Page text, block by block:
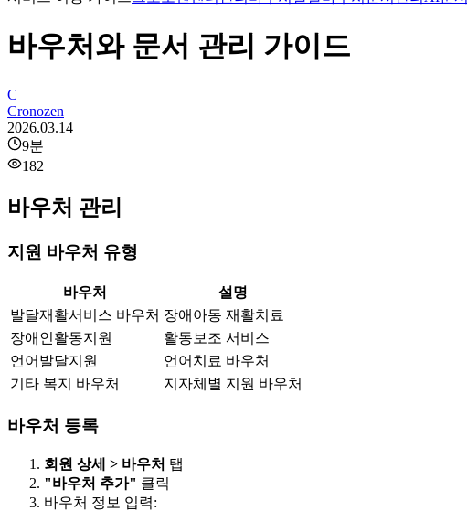
바우처와 문서 관리 가이드
C
Cronozen
2026.03.14
9분
182
바우처 관리
지원 바우처 유형
바우처
설명
발달재활서비스 바우처 장애아동 재활치료
장애인활동지원
활동보조 서비스
언어발달지원
언어치료 바우처
기타 복지 바우처
지자체별 지원 바우처
바우처 등록
회원 상세 > 바우처 탭
"바우처 추가" 클릭
바우처 정보 입력: